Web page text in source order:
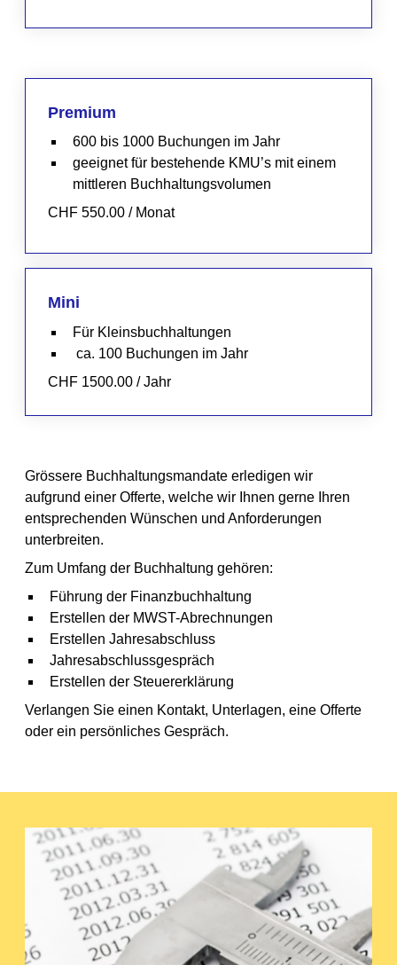
Premium
600 bis 1000 Buchungen im Jahr
geeignet für bestehende KMU’s mit einem
mittleren Buchhaltungsvolumen
CHF 550.00 / Monat
Mini
Für Kleinsbuchhaltungen
ca. 100 Buchungen im Jahr
CHF 1500.00 / Jahr
Grössere Buchhaltungsmandate erledigen wir
aufgrund einer Offerte, welche wir Ihnen gerne Ihren
entsprechenden Wünschen und Anforderungen
unterbreiten.
Zum Umfang der Buchhaltung gehören:
Führung der Finanzbuchhaltung
Erstellen der MWST-Abrechnungen
Erstellen Jahresabschluss
Jahresabschlussgespräch
Erstellen der Steuererklärung
Verlangen Sie einen Kontakt, Unterlagen, eine Offerte
oder ein persönliches Gespräch.